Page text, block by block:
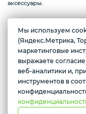
аксессуары.
Севастополь,
Ежедневно с 10:00
Мы используем
(Яндекс.Метрика,
маркетинговые
выражаете
веб-аналитики и,
инструментов в
Желаете
Да